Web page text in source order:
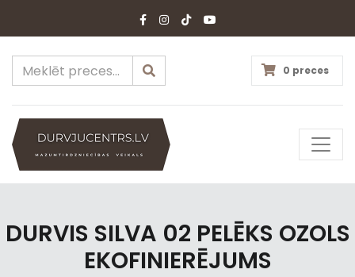
0 preces
DURVIS SILVA 02 PELĒKS OZOLS
EKOFINIERĒJUMS